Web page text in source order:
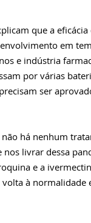
que a
em
e indústria
por várias
ser
há nenhum
livrar dessa
e a
à